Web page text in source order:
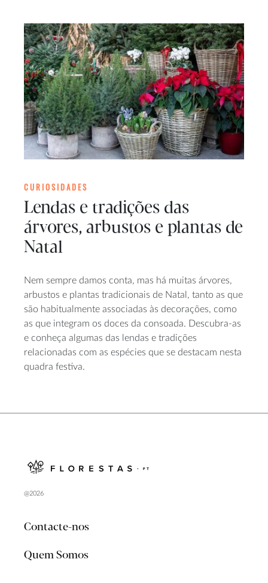
CURIOSIDADES
Lendas e tradições das
árvores, arbustos e plantas de
Natal
Nem sempre damos conta, mas há muitas árvores,
arbustos e plantas tradicionais de Natal, tanto as que
são habitualmente associadas às decorações, como
as que integram os doces da consoada. Descubra-as
e conheça algumas das lendas e tradições
relacionadas com as espécies que se destacam nesta
quadra festiva.
@2026
Contacte-nos
Quem Somos